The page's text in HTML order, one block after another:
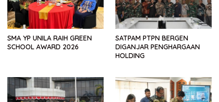
SMA YP UNILA RAIH GREEN
SCHOOL AWARD 2026
SATPAM PTPN BERGEN
DIGANJAR PENGHARGAAN
HOLDING